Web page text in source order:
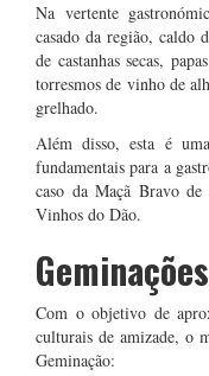
Na vertente
casado da região, caldo
de castanhas secas,
torresmos de vinho de
grelhado.
Além disso, esta é
fundamentais para a
caso da Maçã Bravo
Vinhos do Dão.
Geminações
Com o objetivo de
culturais de amizade, o
Geminação: